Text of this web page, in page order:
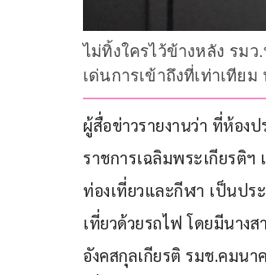
ไม่ทิ้งใครไว้ข้างหลัง รม
เด่นการเข้าถึงที่เท่าเทีย
ผู้สื่อข่าวรายงานว่า ที่ห้อง
ราชการเฉลิมพระเกียรติฯ
ท่องเที่ยวและกีฬา เป็นปร
เที่ยวด้วยรถไฟ โดยมีนาง
อังคสกุลเกียรติ รมช.คมน